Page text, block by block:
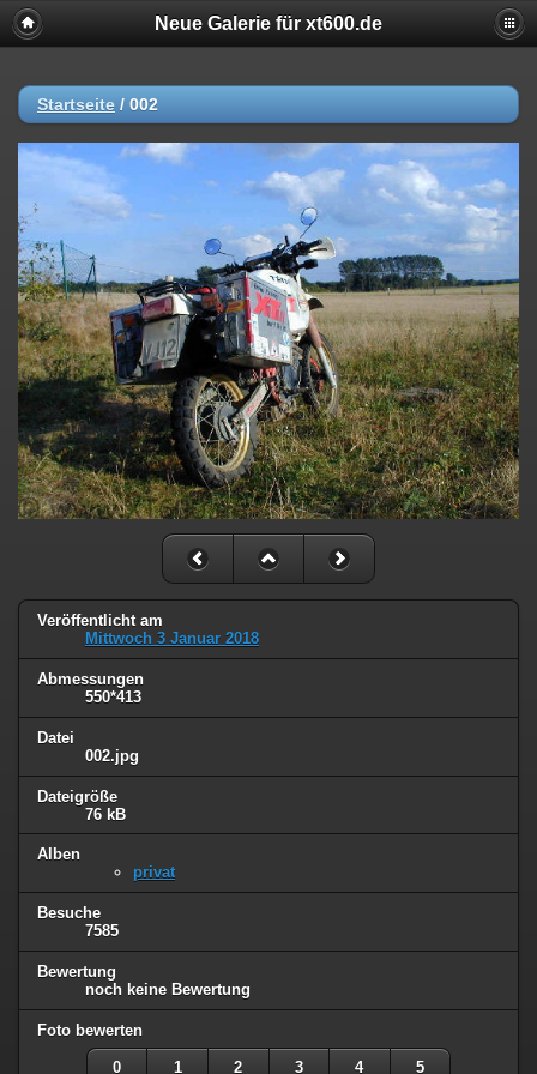
Neue Galerie für xt600.de
Startseite / 002
Veröffentlicht am
Mittwoch 3 Januar 2018
Abmessungen
550*413
Datei
002.jpg
Dateigröße
76 kB
Alben
privat
Besuche
7585
Bewertung
noch keine Bewertung
Foto bewerten
0 1 2 3 4 5